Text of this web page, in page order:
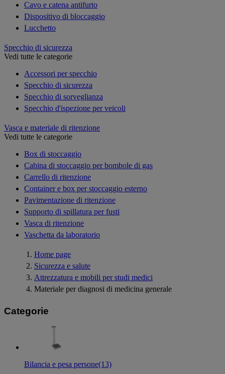
Cavo e catena antifurto
Dispositivo di bloccaggio
Lucchetto
Specchio di sicurezza
Vedi tutte le categorie
Accessori per specchio
Specchio di sicurezza
Specchio di sorveglianza
Specchio d'ispezione per veicoli
Vasca e materiale di ritenzione
Vedi tutte le categorie
Box di stoccaggio
Cabina di stoccaggio per bombole di gas
Carrello di ritenzione
Container e box per stoccaggio esterno
Pavimentazione di ritenzione
Supporto di spillatura per fusti
Vasca di ritenzione
Vaschetta da laboratorio
Home page
Sicurezza e salute
Attrezzatura e mobili per studi medici
Materiale per diagnosi di medicina generale
Categorie
Bilancia e pesa persone(13)